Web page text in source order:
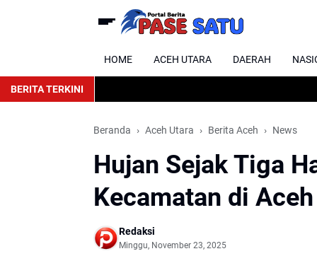
HOME ACEH UTARA DAERAH
BERITA TERKINI
Beranda Aceh Utara Berita Aceh News
Hujan Sejak Tiga
Kecamatan di
Redaksi
Minggu, November 23, 2025